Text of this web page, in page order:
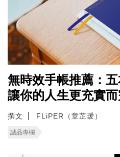
無時效手帳推薦：
讓你的人生更充實
撰文 FLiPER（章芷瑗）
誠品專欄